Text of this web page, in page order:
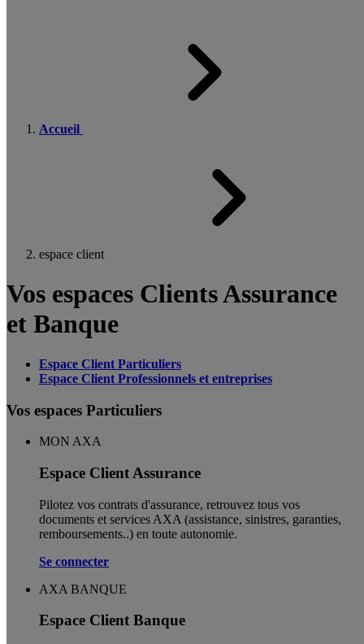
Accueil
espace client
Vos espaces Clients Assurance
et Banque
Espace Client Particuliers
Espace Client Professionnels et entreprises
Vos espaces Particuliers
MON AXA
Espace Client Assurance
Pilotez vos contrats d'assurance, retrouvez tous vos
documents et services AXA (assistance, sinistres, garanties,
remboursements..) en toute autonomie. ​
Se connecter
AXA BANQUE
Espace Client Banque